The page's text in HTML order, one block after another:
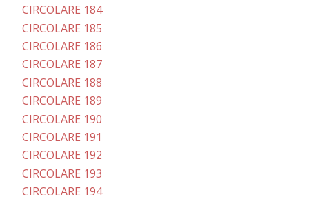
CIRCOLARE 184
CIRCOLARE 185
CIRCOLARE 186
CIRCOLARE 187
CIRCOLARE 188
CIRCOLARE 189
CIRCOLARE 190
CIRCOLARE 191
CIRCOLARE 192
CIRCOLARE 193
CIRCOLARE 194